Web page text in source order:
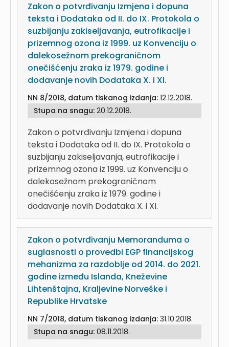
Zakon o potvrđivanju Izmjena i dopuna
teksta i Dodataka od II. do IX. Protokola o
suzbijanju zakiseljavanja, eutrofikacije i
prizemnog ozona iz 1999. uz Konvenciju o
dalekosežnom prekograničnom
onečišćenju zraka iz 1979. godine i
dodavanje novih Dodataka X. i XI.
NN 8/2018, datum tiskanog izdanja: 12.12.2018.
Stupa na snagu: 20.12.2018.
Zakon o potvrđivanju Izmjena i dopuna
teksta i Dodataka od II. do IX. Protokola o
suzbijanju zakiseljavanja, eutrofikacije i
prizemnog ozona iz 1999. uz Konvenciju o
dalekosežnom prekograničnom
onečišćenju zraka iz 1979. godine i
dodavanje novih Dodataka X. i XI.
Zakon o potvrđivanju Memoranduma o
suglasnosti o provedbi EGP financijskog
mehanizma za razdoblje od 2014. do 2021.
godine između Islanda, Kneževine
Lihtenštajna, Kraljevine Norveške i
Republike Hrvatske
NN 7/2018, datum tiskanog izdanja: 31.10.2018.
Stupa na snagu: 08.11.2018.